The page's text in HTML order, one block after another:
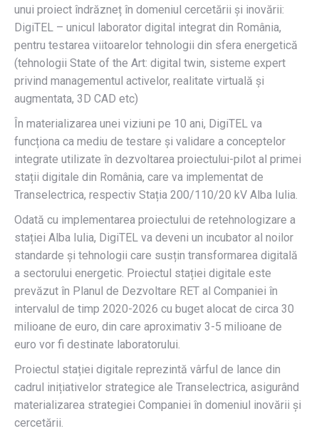
unui proiect îndrăzneț în domeniul cercetării și inovării:
DigiTEL – unicul laborator digital integrat din România,
pentru testarea viitoarelor tehnologii din sfera energetică
(tehnologii State of the Art: digital twin, sisteme expert
privind managementul activelor, realitate virtuală și
augmentata, 3D CAD etc)
În materializarea unei viziuni pe 10 ani, DigiTEL va
funcționa ca mediu de testare și validare a conceptelor
integrate utilizate în dezvoltarea proiectului-pilot al primei
stații digitale din România, care va implementat de
Transelectrica, respectiv Stația 200/110/20 kV Alba Iulia.
Odată cu implementarea proiectului de retehnologizare a
stației Alba Iulia, DigiTEL va deveni un incubator al noilor
standarde și tehnologii care susțin transformarea digitală
a sectorului energetic. Proiectul stației digitale este
prevăzut în Planul de Dezvoltare RET al Companiei în
intervalul de timp 2020-2026 cu buget alocat de circa 30
milioane de euro, din care aproximativ 3-5 milioane de
euro vor fi destinate laboratorului.
Proiectul stației digitale reprezintă vârful de lance din
cadrul inițiativelor strategice ale Transelectrica, asigurând
materializarea strategiei Companiei în domeniul inovării și
cercetării.